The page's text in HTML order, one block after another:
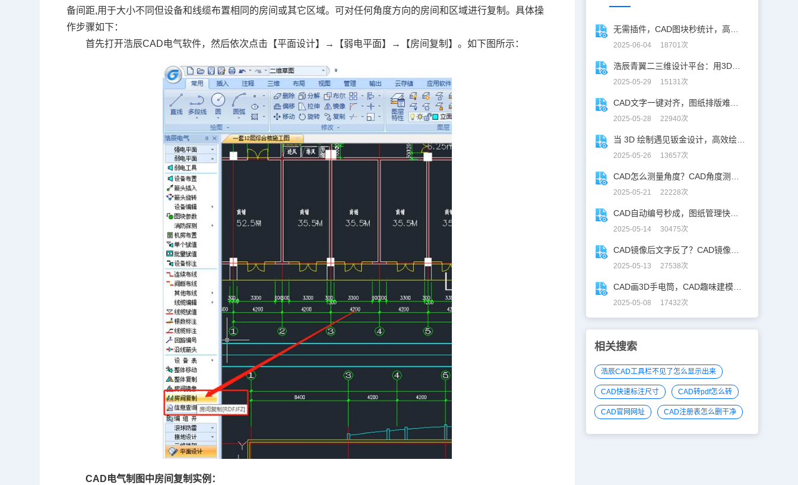
备间距,用于大小不同但设备和线缆布置相同的房间或其它区域。可对任何角度方向的房间和区域进行复制。具体操
作步骤如下：
首先打开浩辰CAD电气软件，然后依次点击【平面设计】→【弱电平面】→【房间复制】。如下图所示：
CAD电气制图中房间复制实例：
2025-06-04 18701次
2025-05-29 15131次
2025-05-28 22940次
2025-05-26 13657次
2025-05-21 22228次
2025-05-14 30475次
2025-05-13 27538次
2025-05-08 17432次
相关搜索
浩辰CAD工具栏不见了怎么显示出来
CAD快速标注尺寸 CAD转pdf怎么转
CAD官网网址 CAD注册表怎么删干净